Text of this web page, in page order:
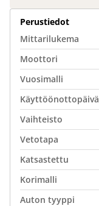
Perustiedot
Mittarilukema
Moottori
Vuosimalli
Käyttöönottopäivä
Vaihteisto
Vetotapa
Katsastettu
Korimalli
Auton tyyppi